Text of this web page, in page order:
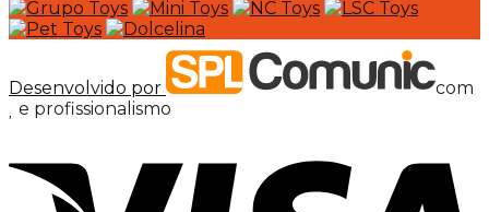
Desenvolvido por
com
e profissionalismo